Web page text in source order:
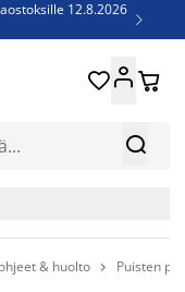
12.8.2026


 
& huolto  Puisten